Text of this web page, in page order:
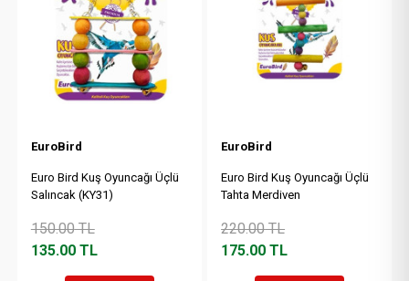
EuroBird
Euro Bird Kuş Oyuncağı Üçlü
Salıncak (KY31)
150.00TL
135.00TL
EuroBird
Euro Bird Kuş Oyuncağı Üçlü
Tahta Merdiven
220.00TL
175.00 TL